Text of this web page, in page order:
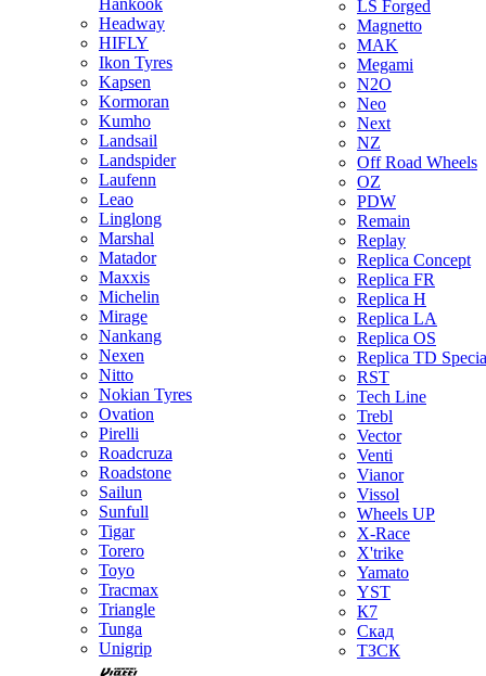
Hankook
Headway
HIFLY
Ikon Tyres
Kapsen
Kormoran
Kumho
Landsail
Landspider
Laufenn
Leao
Linglong
Marshal
Matador
Maxxis
Michelin
Mirage
Nankang
Nexen
Nitto
Nokian Tyres
Ovation
Pirelli
Roadcruza
Roadstone
Sailun
Sunfull
Tigar
Torero
Toyo
Tracmax
Triangle
Tunga
Unigrip
LS Forged
Magnetto
MAK
Megami
N2O
Neo
Next
NZ
Off Road Wheels
OZ
PDW
Remain
Replay
Replica Concept
Replica FR
Replica H
Replica LA
Replica OS
Replica TD
RST
Tech Line
Trebl
Vector
Venti
Vianor
Vissol
Wheels UP
X-Race
X'trike
Yamato
YST
К7
Скад
ТЗСК